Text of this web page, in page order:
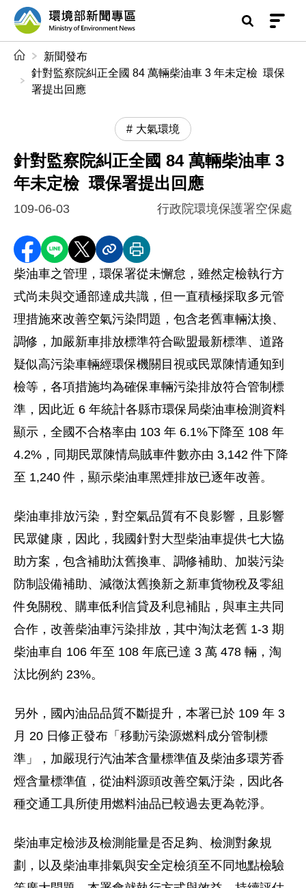
前往中央內容區塊
環境部新聞專區
新聞發布
針對監察院糾正全國 84 萬輛柴油車 3 年未定檢 環保
署提出回應
大氣環境
針對監察院糾正全國 84 萬輛柴油車 3
年未定檢 環保署提出回應
109-06-03 行政院環境保護署空保處
分享至 Facebook
分享到 LINE
分享到 X分享內容連結
列印本頁
柴油車之管理，環保署從未懈怠，雖然定檢執行方
式尚未與交通部達成共識，但一直積極採取多元管
理措施來改善空氣污染問題，包含老舊車輛汰換、
調修，加嚴新車排放標準符合歐盟最新標準、道路
疑似高污染車輛經環保機關目視或民眾陳情通知到
檢等，各項措施均為確保車輛污染排放符合管制標
準，因此近 6 年統計各縣市環保局柴油車檢測資料
顯示，全國不合格率由 103 年 6.1%下降至 108 年
4.2%，同期民眾陳情烏賊車件數亦由 3,142 件下降
至 1,240 件，顯示柴油車黑煙排放已逐年改善。
柴油車排放污染，對空氣品質有不良影響，且影響
民眾健康，因此，我國針對大型柴油車提供七大協
助方案，包含補助汰舊換車、調修補助、加裝污染
防制設備補助、減徵汰舊換新之新車貨物稅及零組
件免關稅、購車低利信貸及利息補貼，與車主共同
合作，改善柴油車污染排放，其中淘汰老舊 1-3 期
柴油車自 106 年至 108 年底已達 3 萬 478 輛，淘
汰比例約 23%。
另外，國內油品品質不斷提升，本署已於 109 年 3
月 20 日修正發布「移動污染源燃料成分管制標
準」，加嚴現行汽油苯含量標準值及柴油多環芳香
烴含量標準值，從油料源頭改善空氣汙染，因此各
種交通工具所使用燃料油品已較過去更為乾淨。
柴油車定檢涉及檢測能量是否足夠、檢測對象規
劃，以及柴油車排氣與安全定檢須至不同地點檢驗